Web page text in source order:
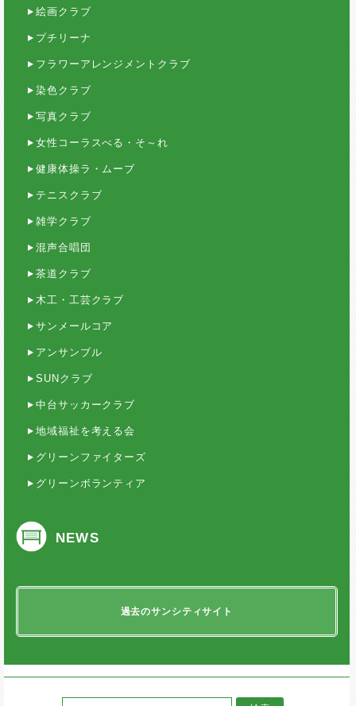
絵画クラブ
プチリーナ
フラワーアレンジメントクラブ
染色クラブ
写真クラブ
女性コーラスべる・そ～れ
健康体操ラ・ムーブ
テニスクラブ
雑学クラブ
混声合唱団
茶道クラブ
木工・工芸クラブ
サンメールコア
アンサンブル
SUNクラブ
中台サッカークラブ
地域福祉を考える会
グリーンファイターズ
グリーンボランティア
NEWS
過去のサンシティサイト